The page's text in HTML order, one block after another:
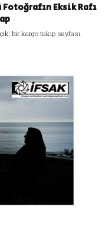
Eksik Rafı
bir kargo takip sayfası.